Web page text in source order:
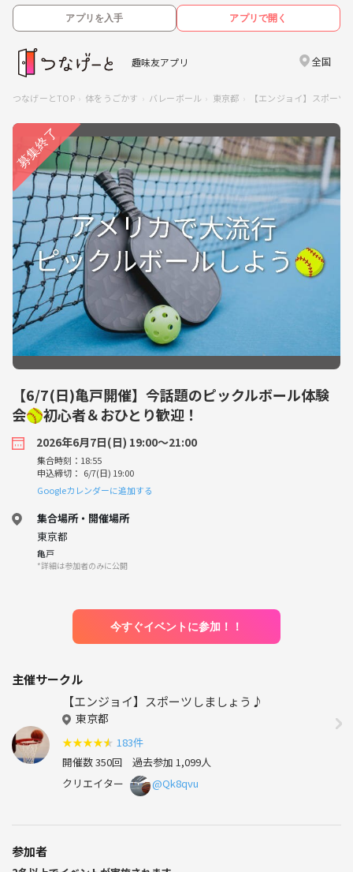
アプリを入手 アプリで開く
趣味友アプリ 全国
つなげーとTOP 体をうごかす バレーボール 東京都 【エンジョイ】スポー
【6/7(日)亀戸開催】今話題のピックルボール体験
会🥎初心者＆おひとり歓迎！
2026年6月7日(日) 19:00〜21:00
集合時刻：18:55
申込締切： 6/7(日) 19:00
Googleカレンダーに追加する
集合場所・開催場所
東京都
亀戸
*詳細は参加者のみに公開
今すぐイベントに参加！！
主催サークル
【エンジョイ】スポーツしましょう♪
東京都
★★★★★ 183件
開催数 350回 過去参加 1,099人
クリエイター
@Qk8qvu
参加者